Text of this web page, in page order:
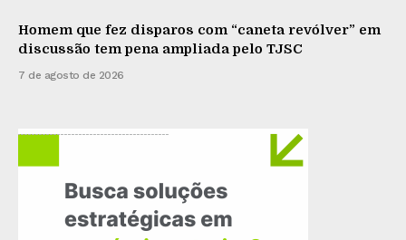
Homem que fez disparos com “caneta revólver” em
discussão tem pena ampliada pelo TJSC
7 de agosto de 2026